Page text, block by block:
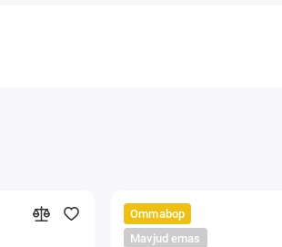
Ommabop
Mavjud emas